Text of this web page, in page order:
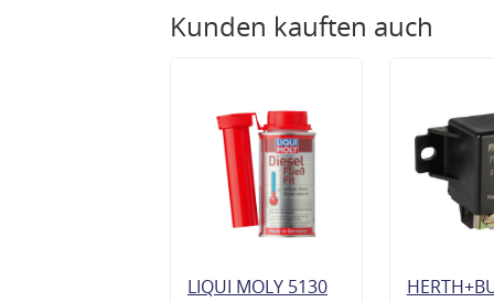
Kunden kauften auch
LIQUI MOLY 5130